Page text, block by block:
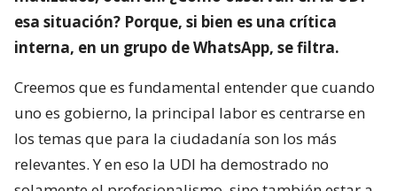
esa situación? Porque, si bien es una crítica
interna, en un grupo de WhatsApp, se filtra.
Creemos que es fundamental entender que cuando
uno es gobierno, la principal labor es centrarse en
los temas que para la ciudadanía son los más
relevantes. Y en eso la UDI ha demostrado no